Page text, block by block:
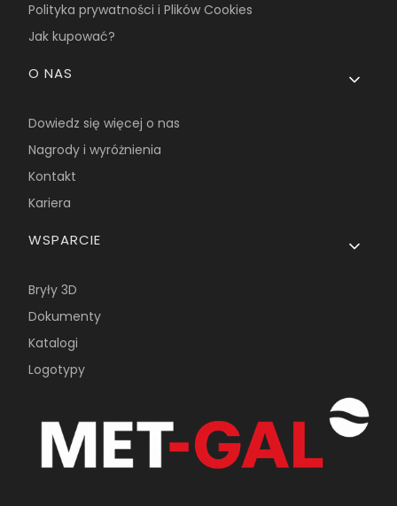
Polityka prywatności i Plików Cookies
Jak kupować?
O NAS
Dowiedz się więcej o nas
Nagrody i wyróżnienia
Kontakt
Kariera
WSPARCIE
Bryły 3D
Dokumenty
Katalogi
Logotypy